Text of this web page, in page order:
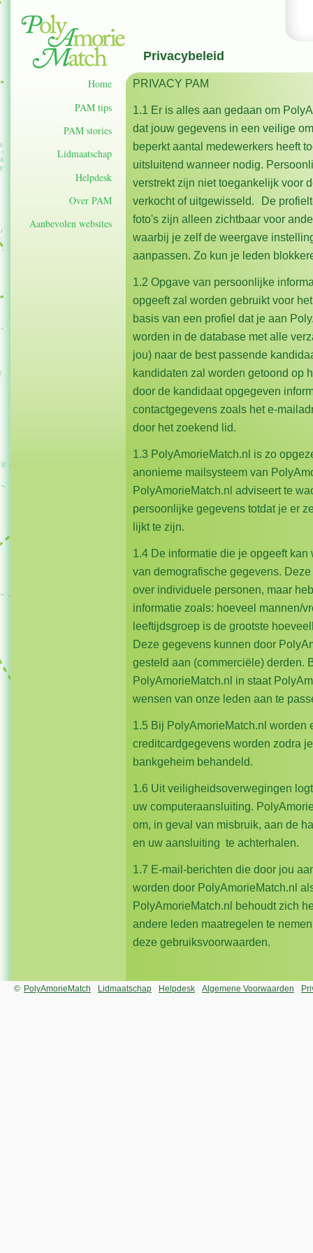
Privacybeleid
PRIVACY PAM
1.1 Er is alles aan gedaan om
dat jouw gegevens in een veilige
beperkt aantal medewerkers heeft
uitsluitend wanneer nodig.
verstrekt zijn niet toegankelijk voor
verkocht of uitgewisseld. De
foto's zijn alleen zichtbaar voor
waarbij je zelf de weergave
aanpassen. Zo kun je leden
1.2 Opgave van persoonlijke
opgeeft zal worden gebruikt voor
basis van een profiel dat je aan
worden in de database met alle
jou) naar de best passende
kandidaten zal worden getoond op
door de kandidaat opgegeven
contactgegevens zoals het e-
door het zoekend lid.
1.3 PolyAmorieMatch.nl is zo
anonieme mailsysteem van
PolyAmorieMatch.nl adviseert te
persoonlijke gegevens totdat je er
lijkt te zijn.
1.4 De informatie die je opgeeft
van demografische gegevens.
over individuele personen, maar
informatie zoals: hoeveel mannen/
leeftijdsgroep is de grootste
Deze gegevens kunnen door
gesteld aan (commerciële) derden.
PolyAmorieMatch.nl in staat
wensen van onze leden aan te
1.5 Bij PolyAmorieMatch.nl
creditcardgegevens worden zodra
bankgeheim behandeld.
1.6 Uit veiligheidsoverwegingen
uw computeraansluiting.
om, in geval van misbruik, aan de
en uw aansluiting te achterhalen.
1.7 E-mail-berichten die door jou
worden door PolyAmorieMatch.nl
PolyAmorieMatch.nl behoudt zich
andere leden maatregelen te
deze gebruiksvoorwaarden.
Home
PAM tips
PAM stories
Lidmaatschap
Helpdesk
Over PAM
Aanbevolen websites
© PolyAmorieMatch Lidmaatschap Helpdesk Algemene Voorwaarden